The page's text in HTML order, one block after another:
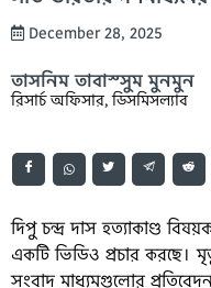
December 28, 2025
তাসনিম তাবাস্সুম মুনমুন
রিসার্চ অফিসার, ডিসমিসল্যাব
দিপু চন্দ্র দাস হত্যাকাণ্ড
একটি ভিডিও প্রচার করছে।
সংবাদ মাধ্যমগুলোর